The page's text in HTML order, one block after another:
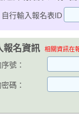
自行輸入報名表ID
名資訊 相關資訊在
號：
碼：